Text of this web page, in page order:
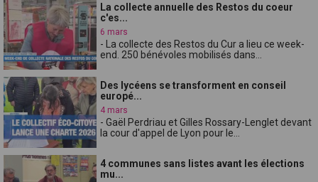
La collecte annuelle des Restos du coeur
c'es...
6 mars
- La collecte des Restos du Cur a lieu ce week-
end. 250 bénévoles mobilisés dans...
Des lycéens se transforment en conseil
europé...
4 mars
- Gaël Perdriau et Gilles Rossary-Lenglet devant
la cour d'appel de Lyon pour le...
4 communes sans listes avant les élections
mu...